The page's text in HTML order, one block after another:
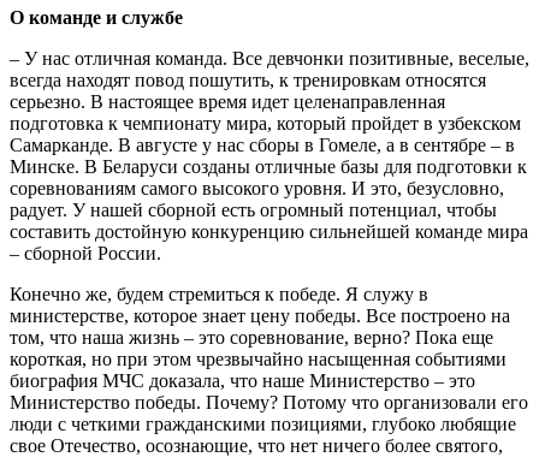
О команде и службе
– У нас отличная команда. Все девчонки позитивные, веселые,
всегда находят повод пошутить, к тренировкам относятся
серьезно. В настоящее время идет целенаправленная
подготовка к чемпионату мира, который пройдет в узбекском
Самарканде. В августе у нас сборы в Гомеле, а в сентябре – в
Минске. В Беларуси созданы отличные базы для подготовки к
соревнованиям самого высокого уровня. И это, безусловно,
радует. У нашей сборной есть огромный потенциал, чтобы
составить достойную конкуренцию сильнейшей команде мира
– сборной России.
Конечно же, будем стремиться к победе. Я служу в
министерстве, которое знает цену победы. Все построено на
том, что наша жизнь – это соревнование, верно? Пока еще
короткая, но при этом чрезвычайно насыщенная событиями
биография МЧС доказала, что наше Министерство – это
Министерство победы. Почему? Потому что организовали его
люди с четкими гражданскими позициями, глубоко любящие
свое Отечество, осознающие, что нет ничего более святого,